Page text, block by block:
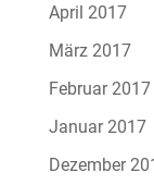
April 2017
März 2017
Februar 2017
Januar 2017
Dezember